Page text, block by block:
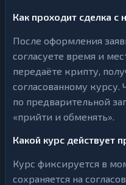
Как проходит сделка с
После оформления
согласуете время и
передаёте крипту,
согласованному курсу.
по предварительной
«прийти и обменять».
Какой курс действует
Курс фиксируется в
сохраняется на